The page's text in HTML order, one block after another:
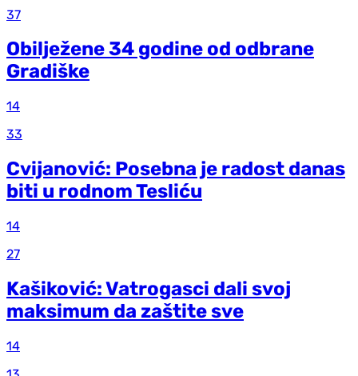
37
Obilježene 34 godine od odbrane
Gradiške
14
33
Cvijanović: Posebna je radost danas
biti u rodnom Tesliću
14
27
Kašiković: Vatrogasci dali svoj
maksimum da zaštite sve
14